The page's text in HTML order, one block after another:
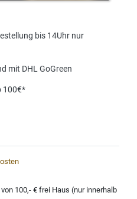
bis 14Uhr nur
mit DHL GoGreen
100€*
100,- € frei Haus (nur innerhalb